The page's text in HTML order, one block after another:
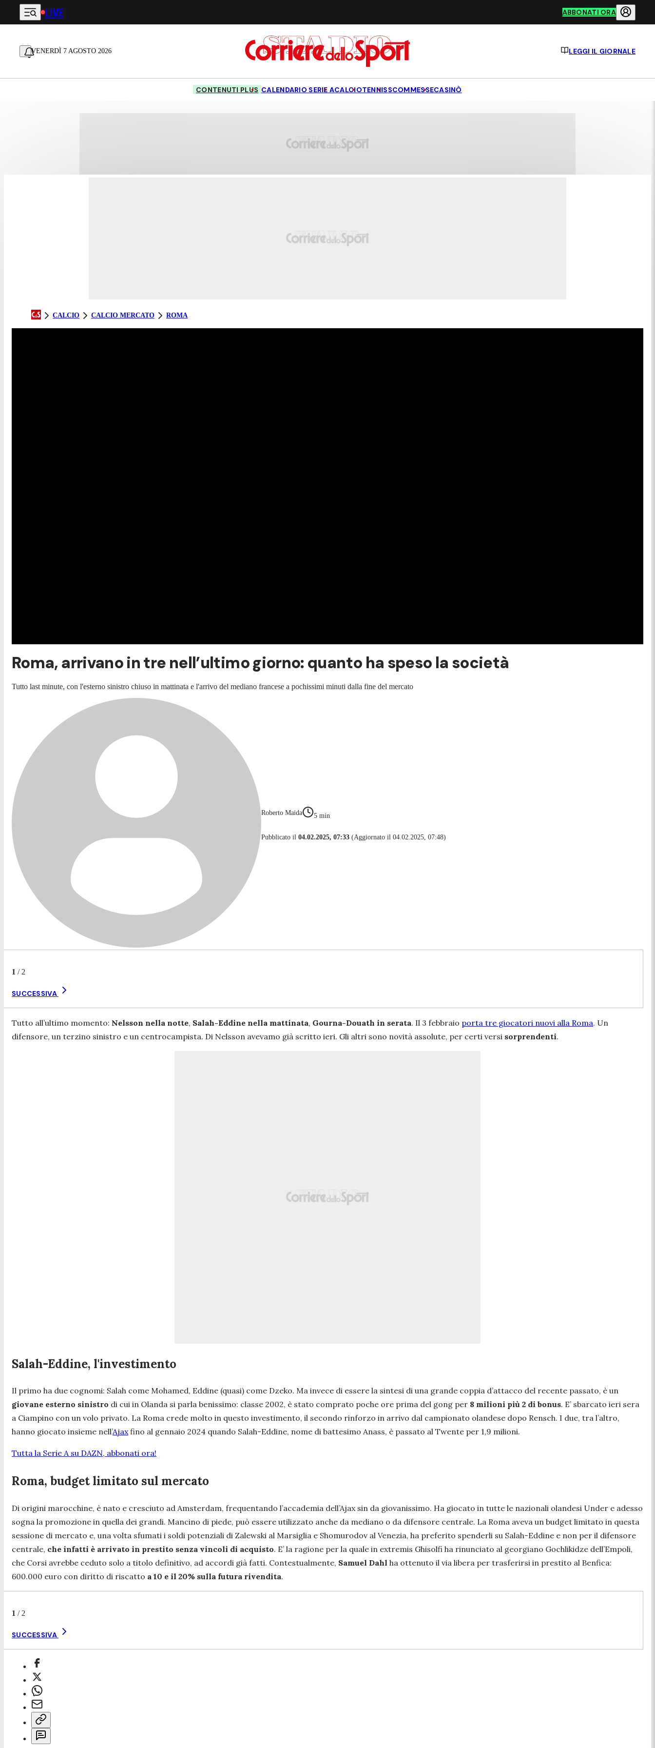
Vai al contenuto principale
LIVE ABBONATI ORA
VENERDÌ 7 AGOSTO 2026 LEGGI IL GIORNALE
CONTENUTI PLUS CALENDARIO SERIE ACALCIOTENNISSCOMMESSECASINÒ
CALCIO CALCIO MERCATO ROMA
Roma, arrivano in tre nell’ultimo giorno: quanto ha speso la società
Tutto last minute, con l'esterno sinistro chiuso in mattinata e l'arrivo del mediano francese a pochissimi minuti dalla fine del mercato
Roberto Maida 5 min
Pubblicato il 04.02.2025, 07:33 (Aggiornato il 04.02.2025, 07:48)
1 / 2
SUCCESSIVA
Tutto all’ultimo momento: Nelsson nella notte, Salah-Eddine nella mattinata, Gourna-Douath in serata. Il 3 febbraio porta tre giocatori nuovi alla Roma. Un
difensore, un terzino sinistro e un centrocampista. Di Nelsson avevamo già scritto ieri. Gli altri sono novità assolute, per certi versi sorprendenti.
Salah-Eddine, l'investimento
Il primo ha due cognomi: Salah come Mohamed, Eddine (quasi) come Dzeko. Ma invece di essere la sintesi di una grande coppia d’attacco del recente passato, è un
giovane esterno sinistro di cui in Olanda si parla benissimo: classe 2002, è stato comprato poche ore prima del gong per 8 milioni più 2 di bonus. E’ sbarcato ieri sera
a Ciampino con un volo privato. La Roma crede molto in questo investimento, il secondo rinforzo in arrivo dal campionato olandese dopo Rensch. I due, tra l’altro,
hanno giocato insieme nell’Ajaxfino al gennaio 2024 quando Salah-Eddine, nome di battesimo Anass, è passato al Twente per 1,9 milioni.
Tutta la Serie A su DAZN, abbonati ora!
Roma, budget limitato sul mercato
Di origini marocchine, è nato e cresciuto ad Amsterdam, frequentando l’accademia dell’Ajax sin da giovanissimo. Ha giocato in tutte le nazionali olandesi Under e adesso
sogna la promozione in quella dei grandi. Mancino di piede, può essere utilizzato anche da mediano o da difensore centrale. La Roma aveva un budget limitato in questa
sessione di mercato e, una volta sfumati i soldi potenziali di Zalewski al Marsiglia e Shomurodov al Venezia, ha preferito spenderli su Salah-Eddine e non per il difensore
centrale, che infatti è arrivato in prestito senza vincoli di acquisto. E’ la ragione per la quale in extremis Ghisolfi ha rinunciato al georgiano Gochlikidze dell’Empoli,
che Corsi avrebbe ceduto solo a titolo definitivo, ad accordi già fatti. Contestualmente, Samuel Dahl ha ottenuto il via libera per trasferirsi in prestito al Benfica:
600.000 euro con diritto di riscatto a 10 e il 20% sulla futura rivendita.
1 / 2
SUCCESSIVA